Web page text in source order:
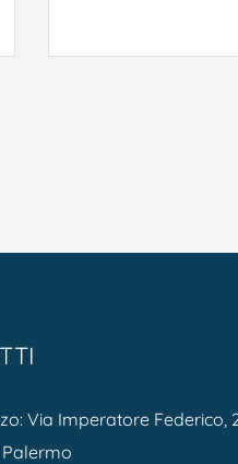
Via Imperatore Federico,
Palermo